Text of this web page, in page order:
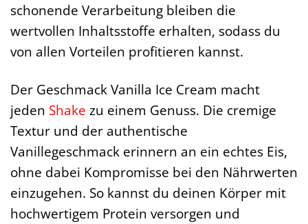
schonende Verarbeitung bleiben die
wertvollen Inhaltsstoffe erhalten, sodass du
von allen Vorteilen profitieren kannst.
Der Geschmack Vanilla Ice Cream macht
jeden Shake zu einem Genuss. Die cremige
Textur und der authentische
Vanillegeschmack erinnern an ein echtes Eis,
ohne dabei Kompromisse bei den Nährwerten
einzugehen. So kannst du deinen Körper mit
hochwertigem Protein versorgen und